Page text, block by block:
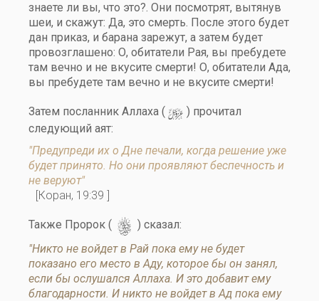
знаете ли вы, что это?. Они посмотрят, вытянув
шеи, и скажут: Да, это смерть. После этого будет
дан приказ, и барана зарежут, а затем будет
провозглашено: О, обитатели Рая, вы пребудете
там вечно и не вкусите смерти! О, обитатели Ада,
вы пребудете там вечно и не вкусите смерти!
Затем посланник Аллаха ( y ) прочитал
следующий аят:
"Предупреди их о Дне печали, когда решение уже
будет принято. Но они проявляют беспечность и
не веруют"
[Коран, 19:39 ]
Также Пророк ( s ) сказал:
"Никто не войдет в Рай пока ему не будет
показано его место в Аду, которое бы он занял,
если бы ослушался Аллаха. И это добавит ему
благодарности. И никто не войдет в Ад пока ему